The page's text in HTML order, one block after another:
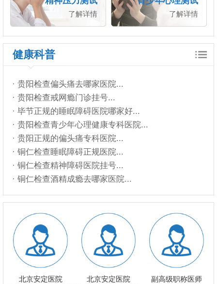
了解详情 了解详情
健康科普
· 贵阳检查偏头痛去哪家医院...
· 贵阳检查戒网瘾门诊挂号...
· 毕节正规的睡眠障碍医院哪家好...
· 贵阳检查青少年心理健康专科医院...
· 贵阳正规的偏头痛专科医院...
· 铜仁检查睡眠障碍正规医院...
· 铜仁检查精神障碍医院挂号...
· 铜仁检查酒精成瘾去哪家医院...
北京安定医院
北京安定医院
副高级职称医师